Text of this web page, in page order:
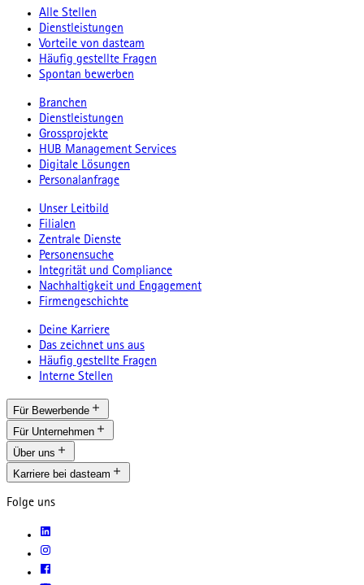
Alle Stellen
Dienstleistungen
Vorteile von dasteam
Häufig gestellte Fragen
Spontan bewerben
Branchen
Dienstleistungen
Grossprojekte
HUB Management Services
Digitale Lösungen
Personalanfrage
Unser Leitbild
Filialen
Zentrale Dienste
Personensuche
Integrität und Compliance
Nachhaltigkeit und Engagement
Firmengeschichte
Deine Karriere
Das zeichnet uns aus
Häufig gestellte Fragen
Interne Stellen
Für Bewerbende
Für Unternehmen
Über uns
Karriere bei dasteam
Folge uns